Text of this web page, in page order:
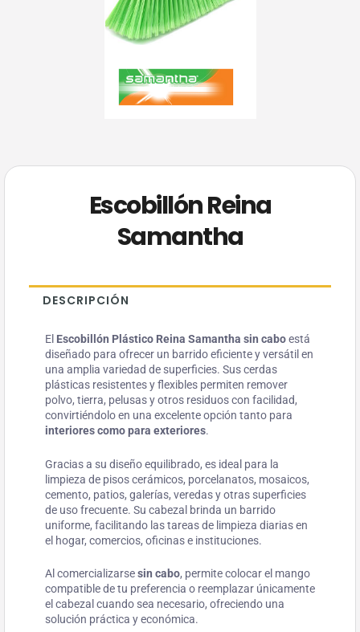
Escobillón Reina
Samantha
DESCRIPCIÓN
El Escobillón Plástico Reina Samantha sin caboestá
diseñado para ofrecer un barrido eficiente y versátil en
una amplia variedad de superficies. Sus cerdas
plásticas resistentes y flexibles permiten remover
polvo, tierra, pelusas y otros residuos con facilidad,
convirtiéndolo en una excelente opción tanto para
interiores como para exteriores.
Gracias a su diseño equilibrado, es ideal para la
limpieza de pisos cerámicos, porcelanatos, mosaicos,
cemento, patios, galerías, veredas y otras superficies
de uso frecuente. Su cabezal brinda un barrido
uniforme, facilitando las tareas de limpieza diarias en
el hogar, comercios, oficinas e instituciones.
Al comercializarsesin cabo, permite colocar el mango
compatible de tu preferencia o reemplazar únicamente
el cabezal cuando sea necesario, ofreciendo una
solución práctica y económica.